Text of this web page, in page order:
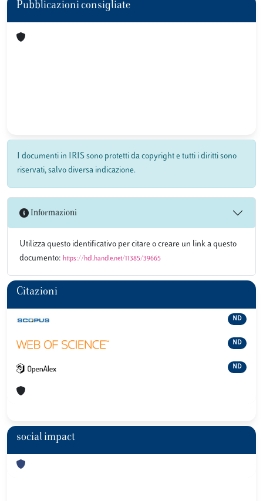
Pubblicazioni consigliate
I documenti in IRIS sono protetti da copyright e tutti i diritti sono
riservati, salvo diversa indicazione.
Informazioni
Utilizza questo identificativo per citare o creare un link a questo
documento: https://hdl.handle.net/11385/39665
Citazioni
ND
ND
ND
social impact